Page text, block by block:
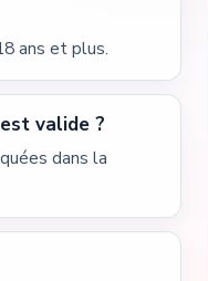
ans et plus.
valide ?
dans la